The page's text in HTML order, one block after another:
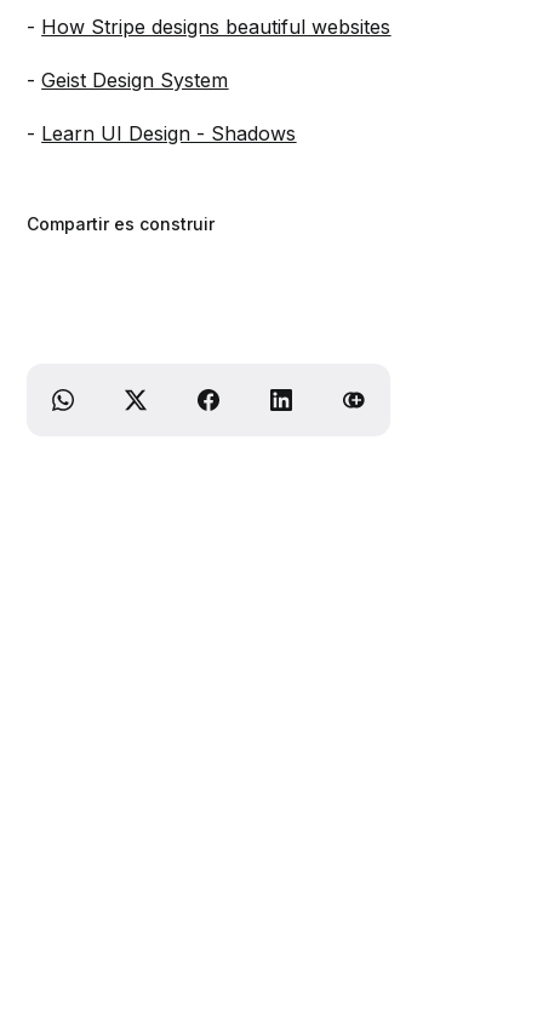
- How Stripe designs beautiful websites
-Geist Design System
- Learn UI Design - Shadows
Compartir es construir